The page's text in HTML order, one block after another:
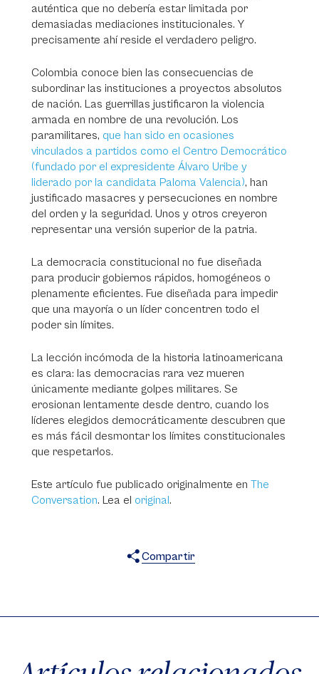
auténtica que no debería estar limitada por
demasiadas mediaciones institucionales. Y
precisamente ahí reside el verdadero peligro.
Colombia conoce bien las consecuencias de
subordinar las instituciones a proyectos absolutos
de nación. Las guerrillas justificaron la violencia
armada en nombre de una revolución. Los
paramilitares, que han sido en ocasiones
vinculados a partidos como el Centro Democrático
(fundado por el expresidente Álvaro Uribe y
liderado por la candidata Paloma Valencia), han
justificado masacres y persecuciones en nombre
del orden y la seguridad. Unos y otros creyeron
representar una versión superior de la patria.
La democracia constitucional no fue diseñada
para producir gobiernos rápidos, homogéneos o
plenamente eficientes. Fue diseñada para impedir
que una mayoría o un líder concentren todo el
poder sin límites.
La lección incómoda de la historia latinoamericana
es clara: las democracias rara vez mueren
únicamente mediante golpes militares. Se
erosionan lentamente desde dentro, cuando los
líderes elegidos democráticamente descubren que
es más fácil desmontar los límites constitucionales
que respetarlos.
Este artículo fue publicado originalmente en The
Conversation. Lea el original.
Compartir